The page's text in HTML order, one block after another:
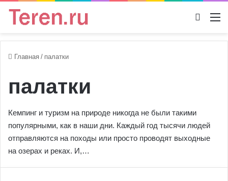
Главная / палатки
палатки
Кемпинг и туризм на природе никогда не были такими
популярными, как в наши дни. Каждый год тысячи людей
отправляются на походы или просто проводят выходные
на озерах и реках. И,…